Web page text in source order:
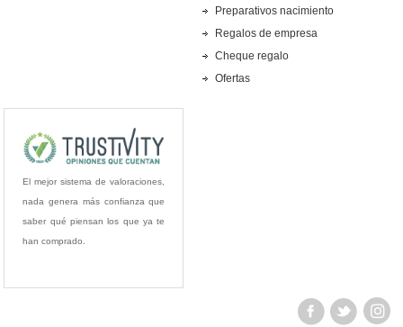
Preparativos nacimiento
Regalos de empresa
Cheque regalo
Ofertas
El mejor sistema de valoraciones,
nada genera más confianza que
saber qué piensan los que ya te
han comprado.